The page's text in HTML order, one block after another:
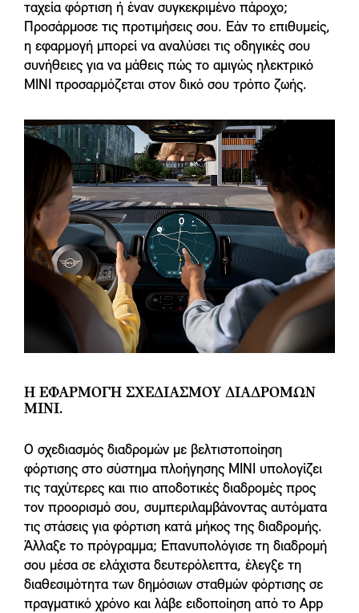
ταχεία φόρτιση ή έναν συγκεκριμένο πάροχο;
Προσάρμοσε τις προτιμήσεις σου. Εάν το επιθυμείς,
η εφαρμογή μπορεί να αναλύσει τις οδηγικές σου
συνήθειες για να μάθεις πώς το αμιγώς ηλεκτρικό
MINI προσαρμόζεται στον δικό σου τρόπο ζωής.
Η ΕΦΑΡΜΟΓΗ ΣΧΕΔΙΑΣΜΟΥ ΔΙΑΔΡΟΜΩΝ
MINI.
Ο σχεδιασμός διαδρομών με βελτιστοποίηση
φόρτισης στο σύστημα πλοήγησης MINI υπολογίζει
τις ταχύτερες και πιο αποδοτικές διαδρομές προς
τον προορισμό σου, συμπεριλαμβάνοντας αυτόματα
τις στάσεις για φόρτιση κατά μήκος της διαδρομής.
Άλλαξε το πρόγραμμα; Επανυπολόγισε τη διαδρομή
σου μέσα σε ελάχιστα δευτερόλεπτα, έλεγξε τη
διαθεσιμότητα των δημόσιων σταθμών φόρτισης σε
πραγματικό χρόνο και λάβε ειδοποίηση από το App